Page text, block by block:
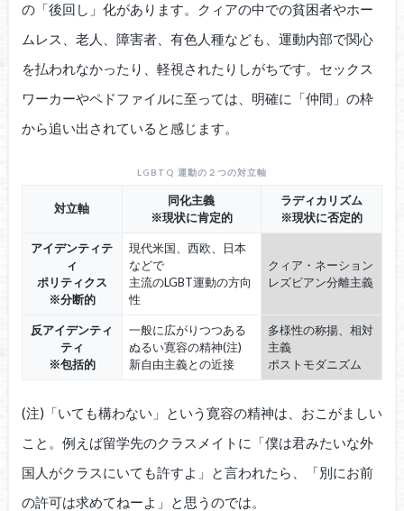
の「後回し」化があります。クィアの中での貧困者やホー
ムレス、老人、障害者、有色人種なども、運動内部で関心
を払われなかったり、軽視されたりしがちです。セックス
ワーカーやペドファイルに至っては、明確に「仲間」の枠
から追い出されていると感じます。
LGBTQ 運動の２つの対立軸
対立軸
同化主義
※現状に肯定的
ラディカリズム
※現状に否定的
アイデンティテ
ィ
ポリティクス
※分断的
現代米国、西欧、日本
などで
主流のLGBT運動の方向
性
クィア・ネーション
レズビアン分離主義
反アイデンティ
ティ
※包括的
一般に広がりつつある
ぬるい寛容の精神(注)
新自由主義との近接
多様性の称揚、相対
主義
ポストモダニズム
(注)「いても構わない」という寛容の精神は、おこがましい
こと。例えば留学先のクラスメイトに「僕は君みたいな外
国人がクラスにいても許すよ」と言われたら、「別にお前
の許可は求めてねーよ」と思うのでは。